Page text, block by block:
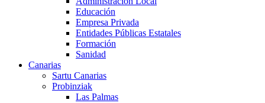
Educación
Empresa Privada
Entidades Públicas Estatales
Formación
Sanidad
Canarias
Sartu Canarias
Probinziak
Las Palmas